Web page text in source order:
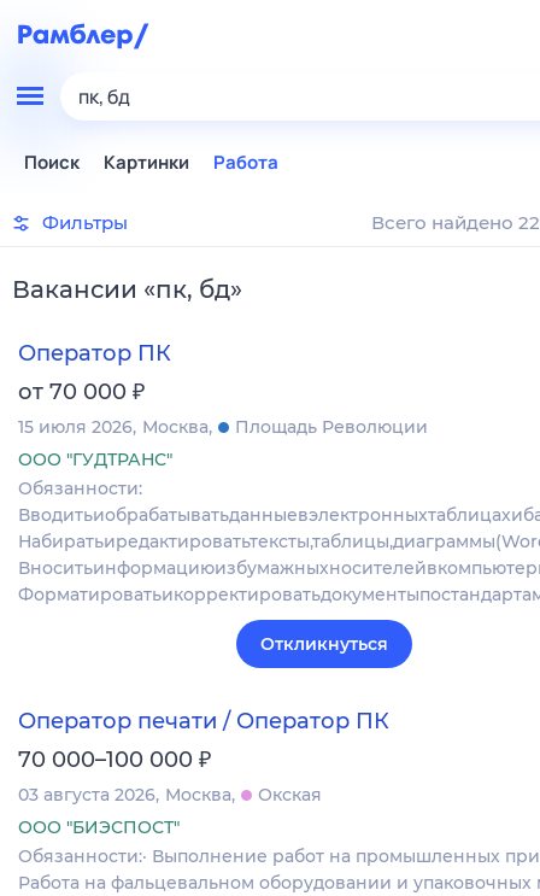
пк, бд
Поиск Картинки Работа
Фильтры Всего найдено
Вакансии «пк, бд»
Оператор ПК
от 70 000 ₽
15 июля 2026 Москва
Площадь Революции
ООО "ГУДТРАНС"
Обязанности:
Откликнуться
Оператор печати / Оператор ПК
70 000–100 000 ₽
03 августа 2026 Москва
Окская
ООО "БИЭСПОСТ"
Обязанности:· Выполнение работ на промышленных
Работа на фальцевальном оборудовании и